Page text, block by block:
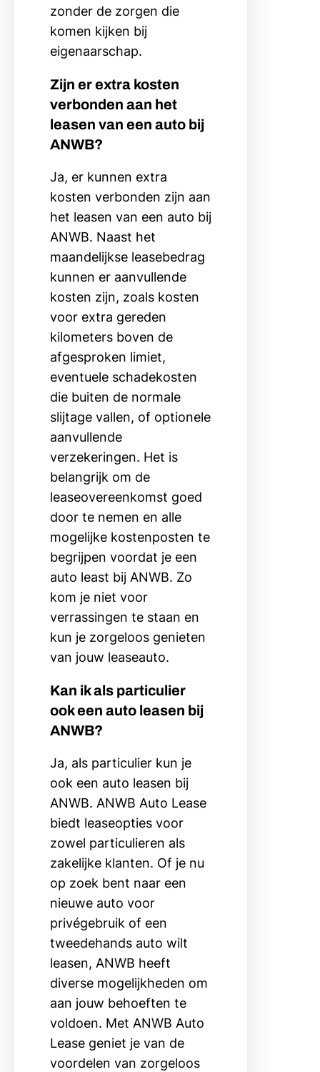
zonder de zorgen die
komen kijken bij
eigenaarschap.
Zijn er extra kosten
verbonden aan het
leasen van een auto bij
ANWB?
Ja, er kunnen extra
kosten verbonden zijn aan
het leasen van een auto bij
ANWB. Naast het
maandelijkse leasebedrag
kunnen er aanvullende
kosten zijn, zoals kosten
voor extra gereden
kilometers boven de
afgesproken limiet,
eventuele schadekosten
die buiten de normale
slijtage vallen, of optionele
aanvullende
verzekeringen. Het is
belangrijk om de
leaseovereenkomst goed
door te nemen en alle
mogelijke kostenposten te
begrijpen voordat je een
auto least bij ANWB. Zo
kom je niet voor
verrassingen te staan en
kun je zorgeloos genieten
van jouw leaseauto.
Kan ik als particulier
ook een auto leasen bij
ANWB?
Ja, als particulier kun je
ook een auto leasen bij
ANWB. ANWB Auto Lease
biedt leaseopties voor
zowel particulieren als
zakelijke klanten. Of je nu
op zoek bent naar een
nieuwe auto voor
privégebruik of een
tweedehands auto wilt
leasen, ANWB heeft
diverse mogelijkheden om
aan jouw behoeften te
voldoen. Met ANWB Auto
Lease geniet je van de
voordelen van zorgeloos